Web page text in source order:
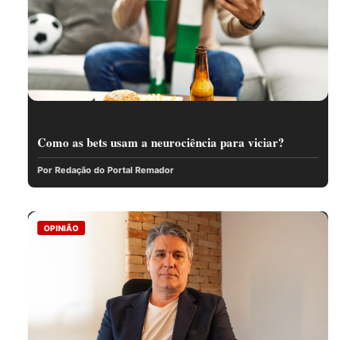
Como as bets usam a neurociência para viciar?
Por Redação do Portal Remador
OPINIÃO